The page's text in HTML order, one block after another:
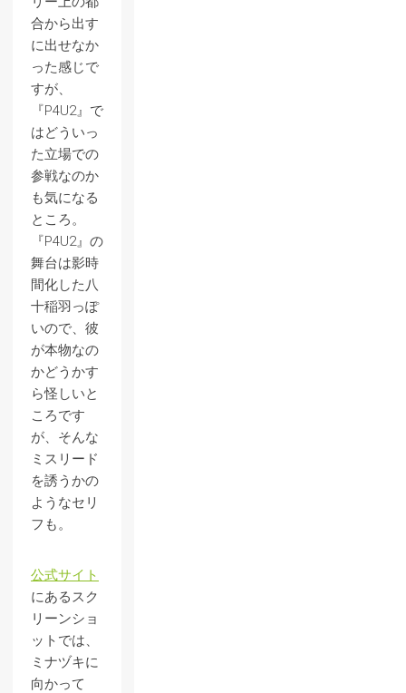
合から出す
に出せなか
った感じで
すが、
『P4U2』で
はどういっ
た立場での
参戦なのか
も気になる
ところ。
『P4U2』の
舞台は影時
間化した八
十稲羽っぽ
いので、彼
が本物なの
かどうかす
ら怪しいと
ころです
が、そんな
ミスリード
を誘うかの
ようなセリ
フも。
公式サイト
にあるスク
リーンショ
ットでは、
ミナヅキに
向かって